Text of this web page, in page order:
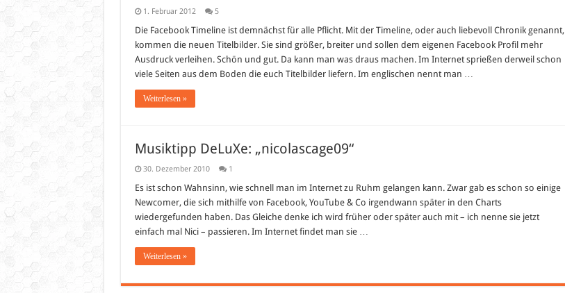
1. Februar 2012 5
Die Facebook Timeline ist demnächst für alle Pflicht. Mit der Timeline, oder auch liebevoll Chronik genannt,
kommen die neuen Titelbilder. Sie sind größer, breiter und sollen dem eigenen Facebook Profil mehr
Ausdruck verleihen. Schön und gut. Da kann man was draus machen. Im Internet sprießen derweil schon
viele Seiten aus dem Boden die euch Titelbilder liefern. Im englischen nennt man …
Weiterlesen »
Musiktipp DeLuXe: „nicolascage09“
30. Dezember 2010 1
Es ist schon Wahnsinn, wie schnell man im Internet zu Ruhm gelangen kann. Zwar gab es schon so einige
Newcomer, die sich mithilfe von Facebook, YouTube & Co irgendwann später in den Charts
wiedergefunden haben. Das Gleiche denke ich wird früher oder später auch mit – ich nenne sie jetzt
einfach mal Nici – passieren. Im Internet findet man sie …
Weiterlesen »